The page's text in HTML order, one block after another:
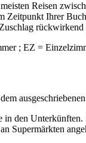
Reisen
Zeitpunkt Ihrer
rückwirkend
; EZ =
in den
Supermärkten